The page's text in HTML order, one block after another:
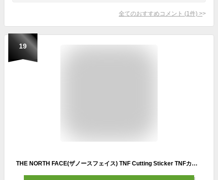
全てのおすすめコメント (1 件) >
19
THE NORTH FACE(ザノースフェイス) TNF Cutting Sticker TNFカッティングステッカー NN32226 ブラック